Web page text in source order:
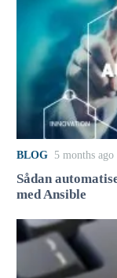
BLOG 5 months ago
Sådan
med Ansible